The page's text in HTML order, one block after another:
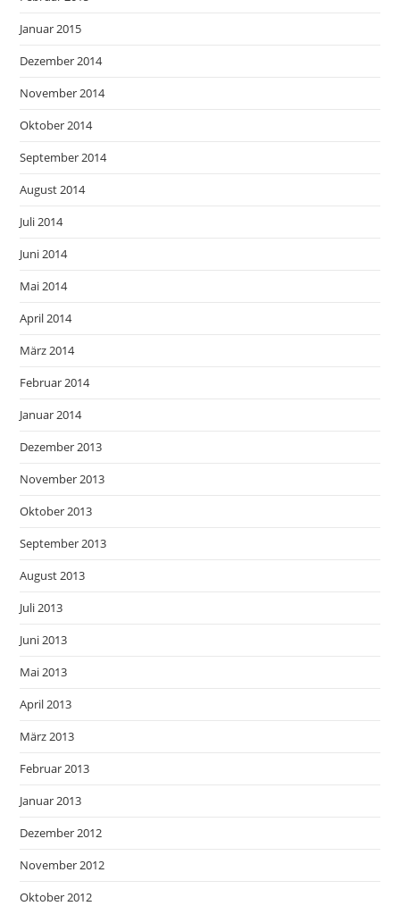
Januar 2015
Dezember 2014
November 2014
Oktober 2014
September 2014
August 2014
Juli 2014
Juni 2014
Mai 2014
April 2014
März 2014
Februar 2014
Januar 2014
Dezember 2013
November 2013
Oktober 2013
September 2013
August 2013
Juli 2013
Juni 2013
Mai 2013
April 2013
März 2013
Februar 2013
Januar 2013
Dezember 2012
November 2012
Oktober 2012